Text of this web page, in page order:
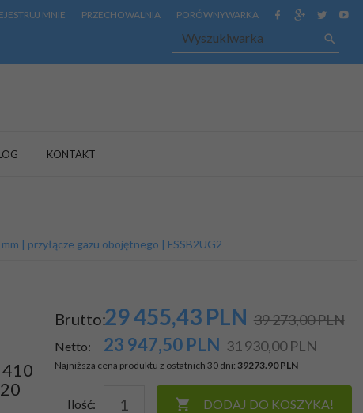
MNIE PRZECHOWALNIA PORÓWNYWARKA
KONTAKT
| przyłącze gazu obojętnego | FSSB2UG2
Brutto:29 455,43 PLN 39 273,00 PLN
Netto: 23 947,50 PLN 31 930,00 PLN
Najniższa cena produktu z ostatnich 30 dni: 39273.90 PLN
Ilość: DODAJ DO KOSZYKA!